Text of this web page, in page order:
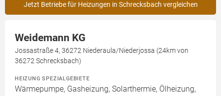
Jetzt Betriebe für Heizungen in Schrecksbach vergleichen
Weidemann KG
Jossastraße 4, 36272 Niederaula/Niederjossa (24km von
36272 Schrecksbach)
HEIZUNG SPEZIALGEBIETE
Wärmepumpe, Gasheizung, Solarthermie, Ölheizung,